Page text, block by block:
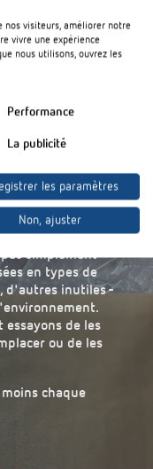
à
sur l'autre.
simplement
en types de
d'autres inutiles -
de les
ou de les
chaque
nos visiteurs, améliorer notre
vivre une expérience
nous utilisons, ouvrez les
Performance
La publicité
les paramètres
Non, ajuster